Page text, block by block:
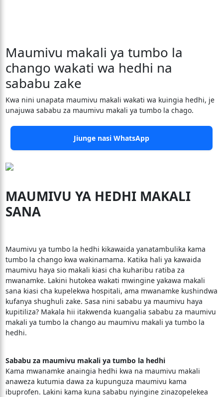
Maumivu makali ya tumbo la
chango wakati wa hedhi na
sababu zake
Kwa nini unapata maumivu makali wakati wa kuingia hedhi, je
unajuwa sababu za maumivu makali ya tumbo la chago.
Jiunge nasi WhatsApp
MAUMIVU YA HEDHI MAKALI
SANA
Maumivu ya tumbo la hedhi kikawaida yanatambulika kama
tumbo la chango kwa wakinamama. Katika hali ya kawaida
maumivu haya sio makali kiasi cha kuharibu ratiba za
mwanamke. Lakini hutokea wakati mwingine yakawa makali
sana kiasi cha kupelekwa hospitali, ama mwanamke kushindwa
kufanya shughuli zake. Sasa nini sababu ya maumivu haya
kupitiliza? Makala hii itakwenda kuangalia sababu za maumivu
makali ya tumbo la chango au maumivu makali ya tumbo la
hedhi.
Sababu za maumivu makali ya tumbo la hedhi
Kama mwanamke anaingia hedhi kwa na maumivu makali
anaweza kutumia dawa za kupunguza maumivu kama
ibuprofen. Lakini kama kuna sababu nyingine zinazopelekea